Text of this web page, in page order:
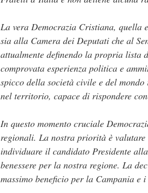
La vera Democrazia Cristiana, quella
sia alla Camera dei Deputati che al
attualmente definendo la propria lista
comprovata esperienza politica e
spicco della società civile e del
nel territorio, capace di rispondere
In questo momento cruciale
regionali. La nostra priorità è
individuare il candidato Presidente
benessere per la nostra regione. La
massimo beneficio per la Campania e